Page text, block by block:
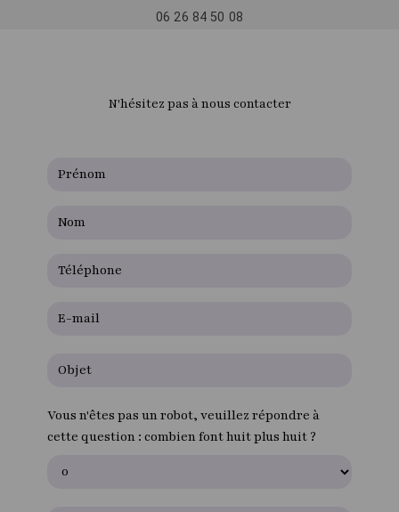
06 26 84 50 08
N'hésitez pas à nous contacter
Vous n'êtes pas un robot, veuillez répondre à
cette question : combien font huit plus huit ?